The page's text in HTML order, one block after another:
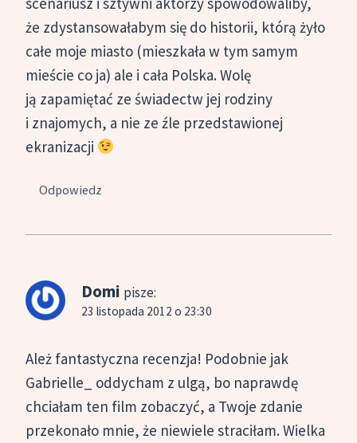
że zdystansowałabym się do historii, którą żyło
całe moje miasto (mieszkała w tym samym
mieście co ja) ale i cała Polska. Wolę
ją zapamiętać ze świadectw jej rodziny
i znajomych, a nie ze źle przedstawionej
ekranizacji
Odpowiedz
Domi pisze:
23 listopada 2012 o 23:30
Ależ fantastyczna recenzja! Podobnie jak
Gabrielle_ oddycham z ulgą, bo naprawdę
chciałam ten film zobaczyć, a Twoje zdanie
przekonało mnie, że niewiele straciłam. Wielka